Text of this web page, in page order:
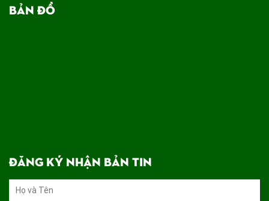
BẢN ĐỒ
ĐĂNG KÝ NHẬN BẢN TIN